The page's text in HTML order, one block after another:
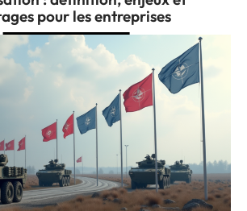
pour les entreprises